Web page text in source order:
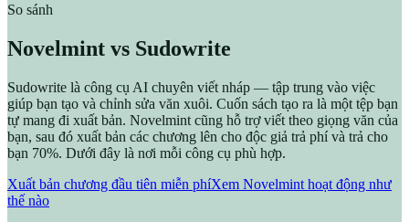
So sánh
Novelmint vs Sudowrite
Sudowrite là công cụ AI chuyên viết nháp — tập trung vào việc
giúp bạn tạo và chỉnh sửa văn xuôi. Cuốn sách tạo ra là một tệp bạn
tự mang đi xuất bản. Novelmint cũng hỗ trợ viết theo giọng văn của
bạn, sau đó xuất bản các chương lên cho độc giả trả phí và trả cho
bạn 70%. Dưới đây là nơi mỗi công cụ phù hợp.
Xuất bản chương đầu tiên miễn phíXem Novelmint hoạt động như
thế nào